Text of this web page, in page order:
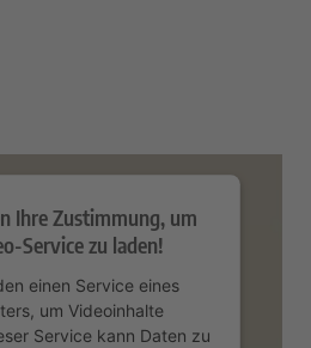
Ihre Zustimmung, um
Service zu laden!
einen Service eines
um Videoinhalte
Service kann Daten zu